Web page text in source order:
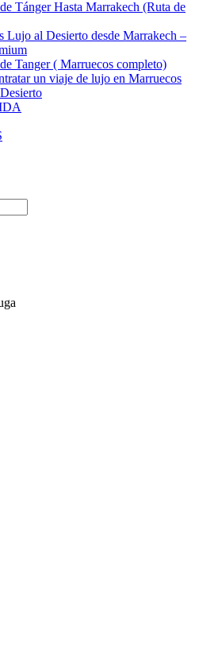
Tánger Hasta Marrakech (Ruta de
Lujo al Desierto desde Marrakech –
Tanger ( Marruecos completo)
un viaje de lujo en Marruecos